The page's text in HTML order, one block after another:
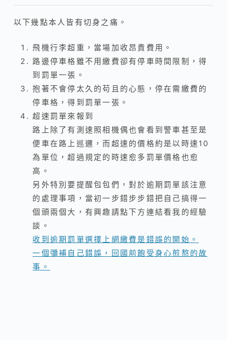
以下幾點本人皆有切身之痛。
飛機行李超重，當場加收昂貴費用。
路邊停車格雖不用繳費卻有停車時間限制，得
到罰單一張。
抱著不會停太久的苟且的心態，停在需繳費的
停車格，得到罰單一張。
超速罰單來報到
路上除了有測速照相機偶也會看到警車甚至是
便車在路上巡邏，而超速的價格約是以時速10
為單位，超過規定的時速愈多罰單價格也愈
高。
另外特別要提醒包包們，對於逾期罰單該注意
的處理事項，當初一步錯步步錯把自己搞得一
個頭兩個大，有興趣請點下方連結看我的經驗
談。
收到逾期罰單選擇上網繳費是錯誤的開始。
一個彌補自己錯誤，回國前飽受身心煎熬的故
事。